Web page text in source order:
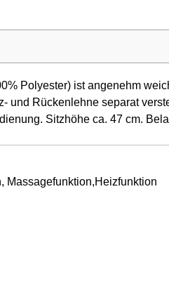
Polyester) ist angenehm
und Rückenlehne separat
Sitzhöhe ca. 47 cm.
Massagefunktion,Heizfunktion